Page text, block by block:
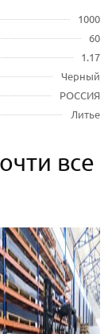
1000
60
1.17
Черный
РОССИЯ
Литье
все